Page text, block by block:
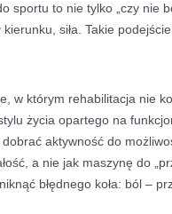
sportu to nie tylko „czy nie
siła. Takie
w którym rehabilitacja nie
życia opartego na
aktywność do
a nie jak maszynę do
błędnego koła: ból –